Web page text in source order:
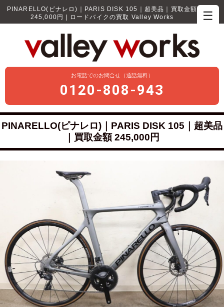
☰
PINARELLO(ピナレロ)｜PARIS DISK 105｜超美品｜買取金額
245,000円 | ロードバイクの買取 Valley Works
お電話でのお問合せ（通話無料）
0120-808-943
PINARELLO(ピナレロ)｜PARIS DISK 105｜超美品
｜買取金額 245,000円